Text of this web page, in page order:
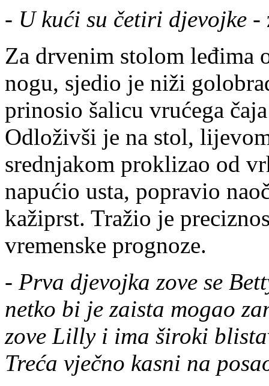
- U kući su četiri djevojke -
Za drvenim stolom leđima
nogu, sjedio je niži
prinosio šalicu vrućega
Odloživši je na stol,
srednjakom proklizao od
napućio usta, popravio
kažiprst. Tražio je
vremenske prognoze.
- Prva djevojka zove se
netko bi je zaista mogao
zove Lilly i ima široki
Treća vječno kasni na